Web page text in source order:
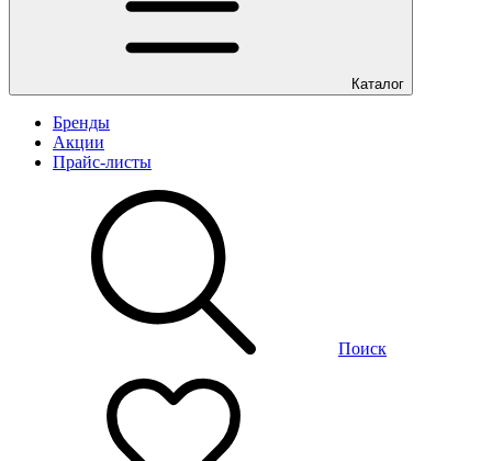
Каталог
Бренды
Акции
Прайс-листы
Поиск